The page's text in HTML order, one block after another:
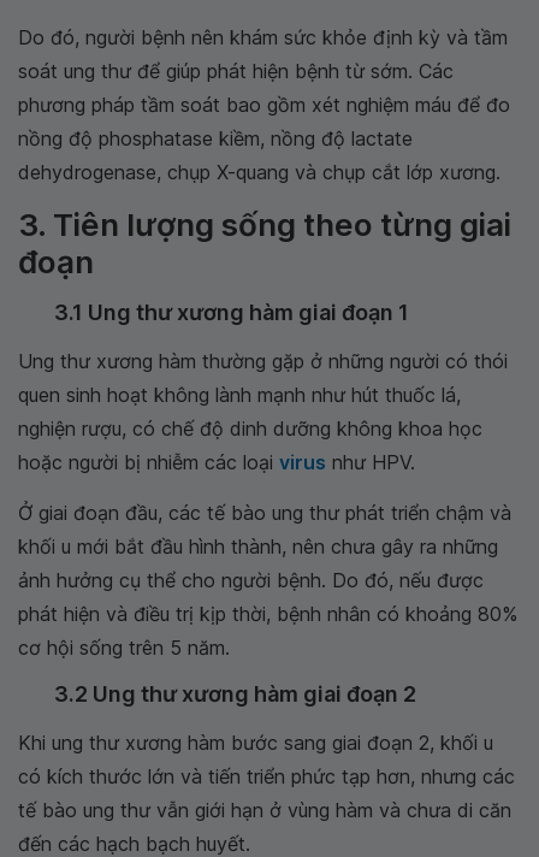
Do đó, người bệnh nên khám sức khỏe định kỳ và tầm
soát ung thư để giúp phát hiện bệnh từ sớm. Các
phương pháp tầm soát bao gồm xét nghiệm máu để đo
nồng độ phosphatase kiềm, nồng độ lactate
dehydrogenase, chụp X-quang và chụp cắt lớp xương.
3. Tiên lượng sống theo từng giai
đoạn
3.1 Ung thư xương hàm giai đoạn 1
Ung thư xương hàm thường gặp ở những người có thói
quen sinh hoạt không lành mạnh như hút thuốc lá,
nghiện rượu, có chế độ dinh dưỡng không khoa học
hoặc người bị nhiễm các loại virus như HPV.
Ở giai đoạn đầu, các tế bào ung thư phát triển chậm và
khối u mới bắt đầu hình thành, nên chưa gây ra những
ảnh hưởng cụ thể cho người bệnh. Do đó, nếu được
phát hiện và điều trị kịp thời, bệnh nhân có khoảng 80%
cơ hội sống trên 5 năm.
3.2 Ung thư xương hàm giai đoạn 2
Khi ung thư xương hàm bước sang giai đoạn 2, khối u
có kích thước lớn và tiến triển phức tạp hơn, nhưng các
tế bào ung thư vẫn giới hạn ở vùng hàm và chưa di căn
đến các hạch bạch huyết.